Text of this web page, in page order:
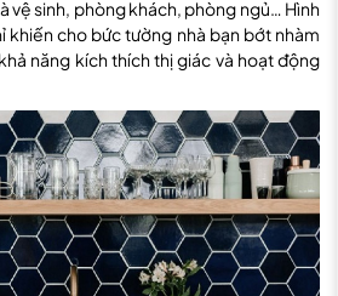
vệ sinh, phòng khách, phòng ngủ… Hình
khiến cho bức tường nhà bạn bớt nhàm
năng kích thích thị giác và hoạt động